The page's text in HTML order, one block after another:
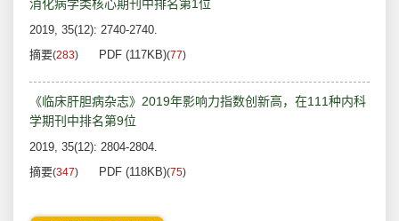
消化病学类核心期刊中排名第1位
2019, 35(12): 2740-2740.
摘要(283) PDF (117KB)(77)
《临床肝胆病杂志》2019年影响力指数创新高，在111种内科
学期刊中排名第9位
2019, 35(12): 2804-2804.
摘要(347) PDF (118KB)(75)